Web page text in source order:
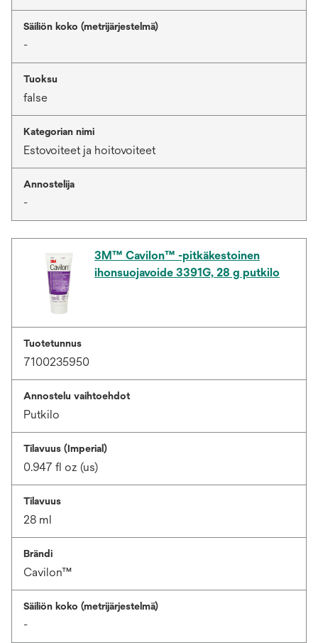
Säiliön koko (metrijärjestelmä)
-
Tuoksu
false
Kategorian nimi
Estovoiteet ja hoitovoiteet
Annostelija
-
3M™ Cavilon™ -pitkäkestoinen
ihonsuojavoide 3391G, 28 g putkilo
Tuotetunnus
7100235950
Annostelu vaihtoehdot
Putkilo
Tilavuus (Imperial)
0.947 fl oz (us)
Tilavuus
28 ml
Brändi
Cavilon™
Säiliön koko (metrijärjestelmä)
-